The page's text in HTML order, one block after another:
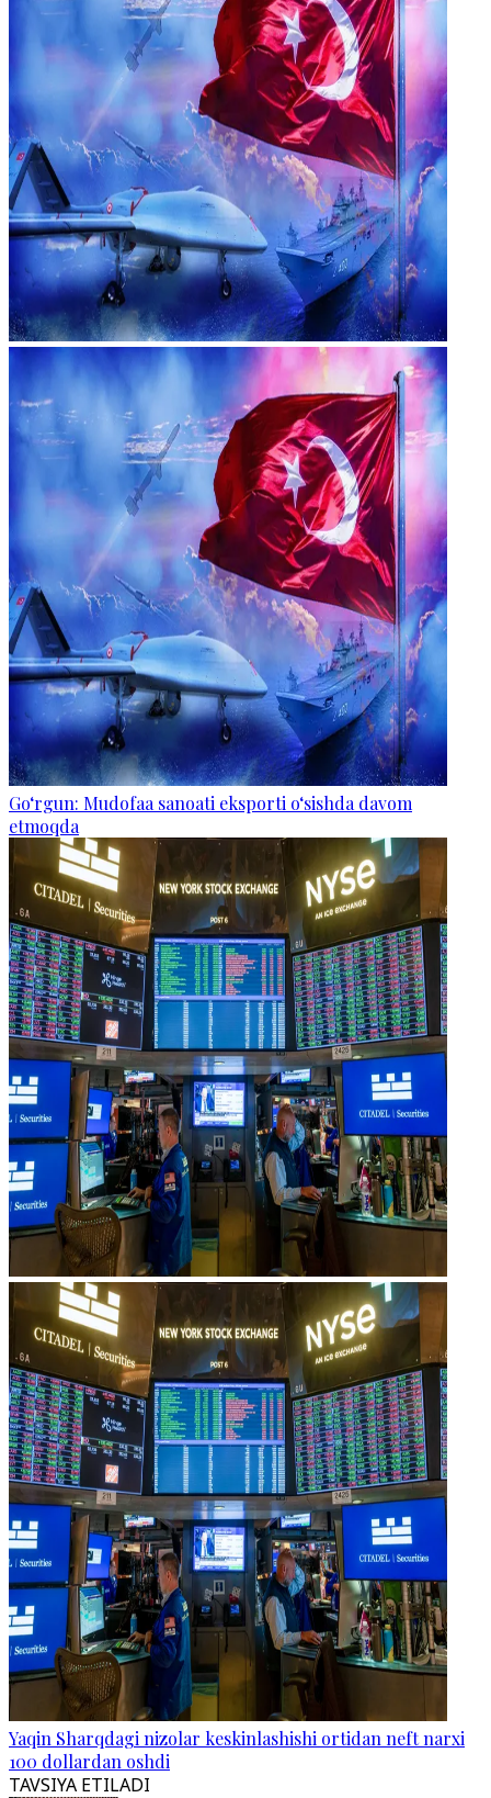
Go‘rgun: Mudofaa sanoati eksporti o‘sishda davom
etmoqda
Yaqin Sharqdagi nizolar keskinlashishi ortidan neft narxi
100 dollardan oshdi
TAVSIYA ETILADI